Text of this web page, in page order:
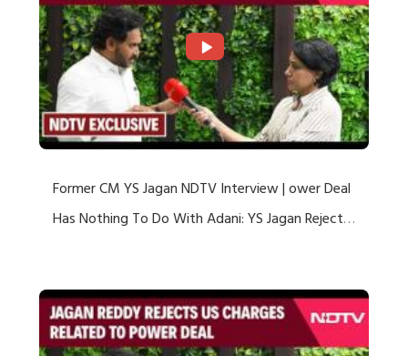
Former CM YS Jagan NDTV Interview | ower Deal
Has Nothing To Do With Adani: YS Jagan Rejects